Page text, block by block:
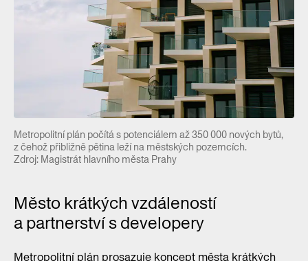
Metropolitní plán počítá s potenciálem až 350 000 nových bytů,
z čehož přibližně pětina leží na městských pozemcích.
Zdroj: Magistrát hlavního města Prahy
Město krátkých vzdáleností
a partnerství s developery
Metropolitní plán prosazuje koncept města krátkých